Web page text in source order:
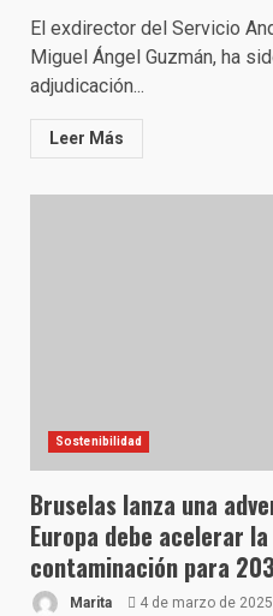
El exdirector del Servicio
Miguel Ángel Guzmán, ha
adjudicación...
Leer Más
Sostenibilidad
Bruselas lanza una
Europa debe acelerar
contaminación para
Marita 4 de marzo de 2025